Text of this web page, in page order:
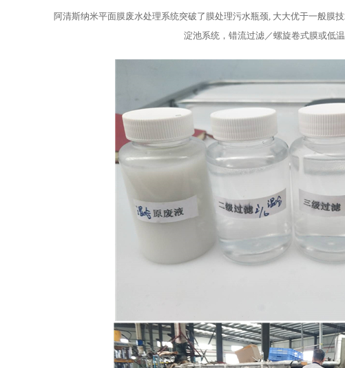
阿清斯纳米平面膜废水处理系统突破了膜处理污水瓶颈, 大大优于一般膜
淀池系统，错流过滤／螺旋卷式膜或低